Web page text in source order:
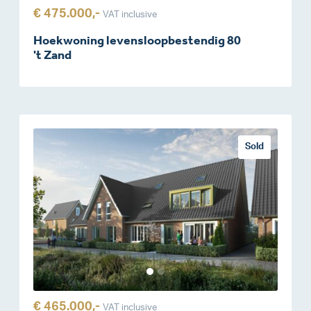
€ 475.000,- VAT inclusive
Hoekwoning levensloopbestendig 80
't Zand
Sold
€ 465.000,- VAT inclusive